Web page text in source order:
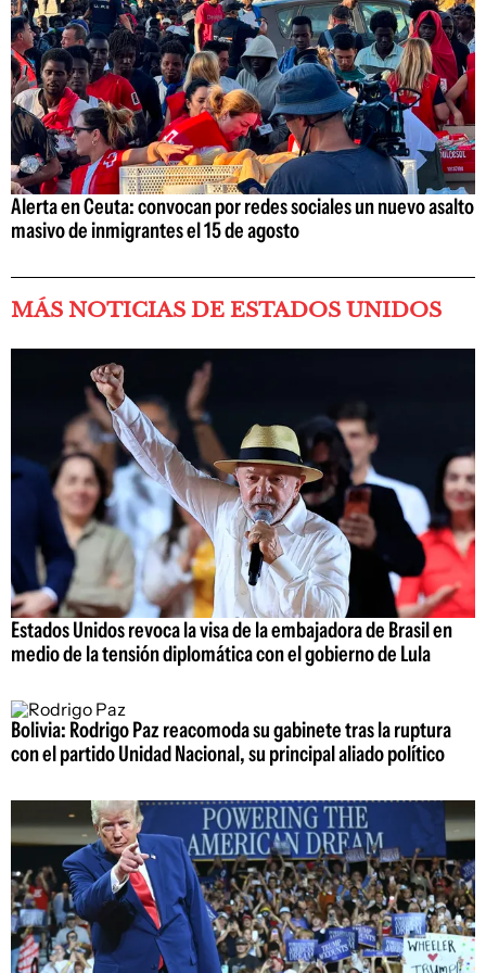
Alerta en Ceuta: convocan por redes sociales un nuevo asalto
masivo de inmigrantes el 15 de agosto
MÁS NOTICIAS DE ESTADOS UNIDOS
Estados Unidos revoca la visa de la embajadora de Brasil en
medio de la tensión diplomática con el gobierno de Lula
Bolivia: Rodrigo Paz reacomoda su gabinete tras la ruptura
con el partido Unidad Nacional, su principal aliado político